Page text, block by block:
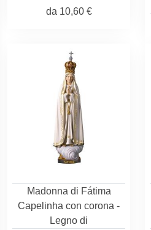
da 10,60 €
Madonna di Fátima
Capelinha con corona -
Legno di